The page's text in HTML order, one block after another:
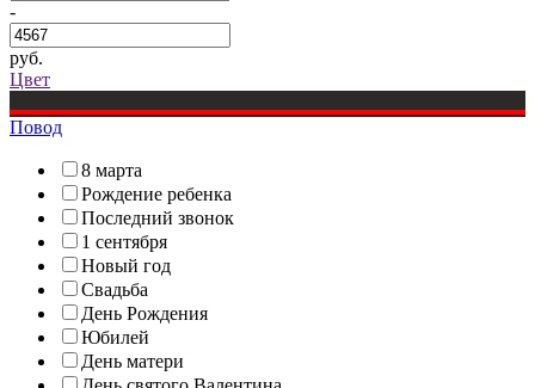
-
руб.
Цвет
Повод
8 марта
Рождение ребенка
Последний звонок
1 сентября
Новый год
Свадьба
День Рождения
Юбилей
День матери